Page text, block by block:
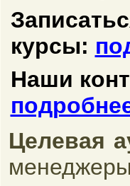
курсы:
Наши
Целевая